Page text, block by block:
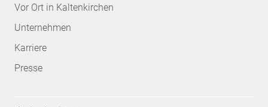
Vor Ort in Kaltenkirchen
Unternehmen
Karriere
Presse